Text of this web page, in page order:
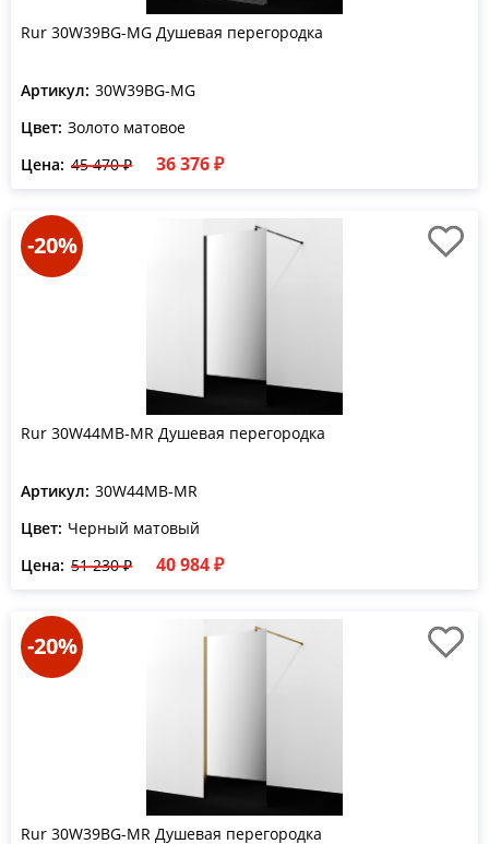
Rur 30W39BG-MG Душевая перегородка
Артикул: 30W39BG-MG
Цвет: Золото матовое
Цена: 45 470 ₽ 36 376 ₽
-20%
Rur 30W44MB-MR Душевая перегородка
Артикул: 30W44MB-MR
Цвет: Черный матовый
Цена: 51 230 ₽ 40 984 ₽
-20%
Rur 30W39BG-MR Душевая перегородка